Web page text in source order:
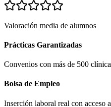
Valoración media de alumnos
Prácticas Garantizadas
Convenios con más de 500
Bolsa de Empleo
Inserción laboral real con acceso